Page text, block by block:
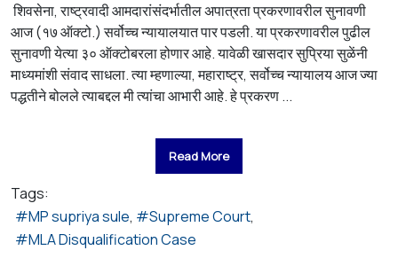
शिवसेना, राष्ट्रवादी आमदारांसंदर्भातील अपात्रता प्रकरणावरील सुनावणी
आज (१७ ऑक्टो.) सर्वोच्च न्यायालयात पार पडली. या प्रकरणावरील पुढील
सुनावणी येत्या ३० ऑक्टोबरला होणार आहे. यावेळी खासदार सुप्रिया सुळेंनी
माध्यमांशी संवाद साधला. त्या म्हणाल्या, महाराष्ट्र, सर्वोच्च न्यायालय आज ज्या
पद्धतीने बोलले त्याबद्दल मी त्यांचा आभारी आहे. हे प्रकरण ...
Read More
Tags:
MP supriya sule
Supreme Court
MLA Disqualification Case